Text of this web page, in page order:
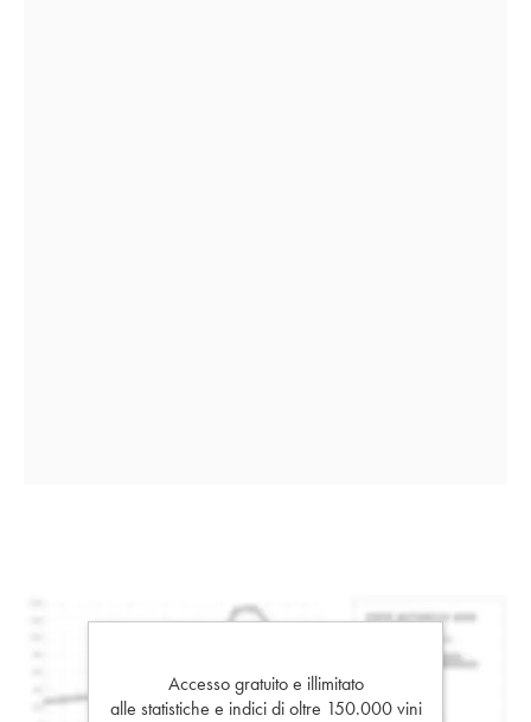
Accesso gratuito e illimitato
alle statistiche e indici di oltre 150.000 vini